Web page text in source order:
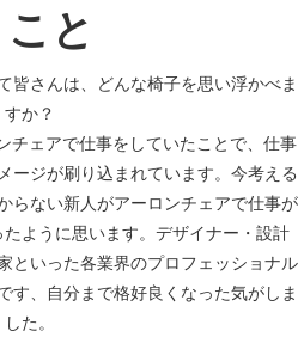
こと
皆さんは、どんな椅子を思い浮かべま
すか？
チェアで仕事をしていたことで、仕事
ージが刷り込まれています。今考える
らない新人がアーロンチェアで仕事が
ように思います。デザイナー・設計
といった各業界のプロフェッショナル
す、自分まで格好良くなった気がしま
した。